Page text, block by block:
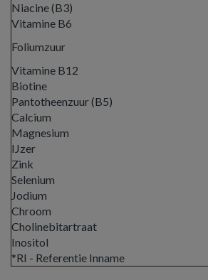
Niacine (B3)
Vitamine B6
Foliumzuur
Vitamine B12
Biotine
Pantotheenzuur (B5)
Calcium
Magnesium
IJzer
Zink
Selenium
Jodium
Chroom
Cholinebitartraat
Inositol
*RI - Referentie Inname